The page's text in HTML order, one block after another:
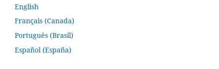
English
Français (Canada)
Português (Brasil)
Español (España)